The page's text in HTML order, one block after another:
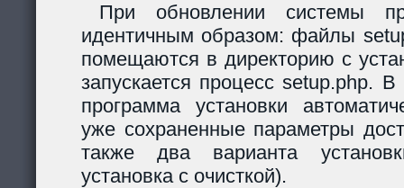
При обновлении системы
идентичным образом: файлы
помещаются в директорию с
запускается процесс setup.php.
программа установки
уже сохраненные параметры
также два варианта
установка с очисткой).